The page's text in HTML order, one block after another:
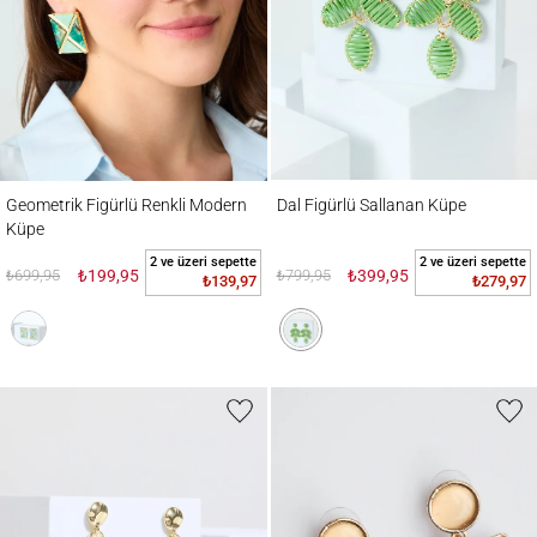
Geometrik Figürlü Renkli Modern
Küpe
₺699,95 ₺199,95
2 ve üzeri sepette
₺139,97
Dal Figürlü Sallanan Küpe
₺799,95 ₺399,95
2 ve üzeri sepette
₺279,97